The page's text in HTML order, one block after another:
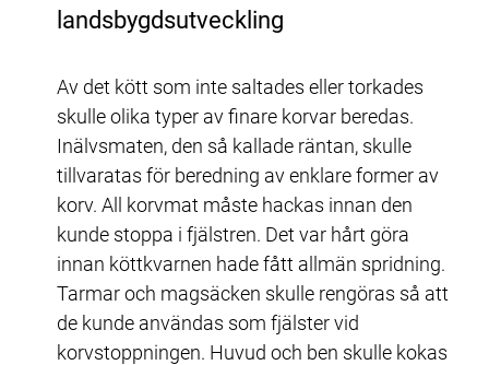
landsbygdsutveckling
Av det kött som inte saltades eller torkades
skulle olika typer av finare korvar beredas.
Inälvsmaten, den så kallade räntan, skulle
tillvaratas för beredning av enklare former av
korv. All korvmat måste hackas innan den
kunde stoppa i fjälstren. Det var hårt göra
innan köttkvarnen hade fått allmän spridning.
Tarmar och magsäcken skulle rengöras så att
de kunde användas som fjälster vid
korvstoppningen. Huvud och ben skulle kokas